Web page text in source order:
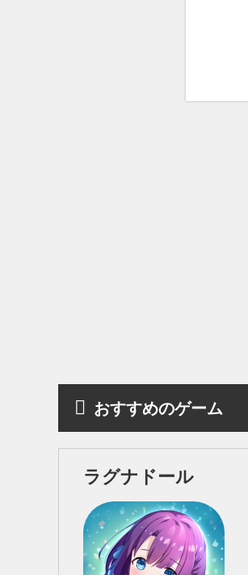
おすすめのゲーム
ラグナドール